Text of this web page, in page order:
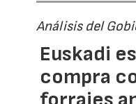
Análisis del
Euskadi
compra